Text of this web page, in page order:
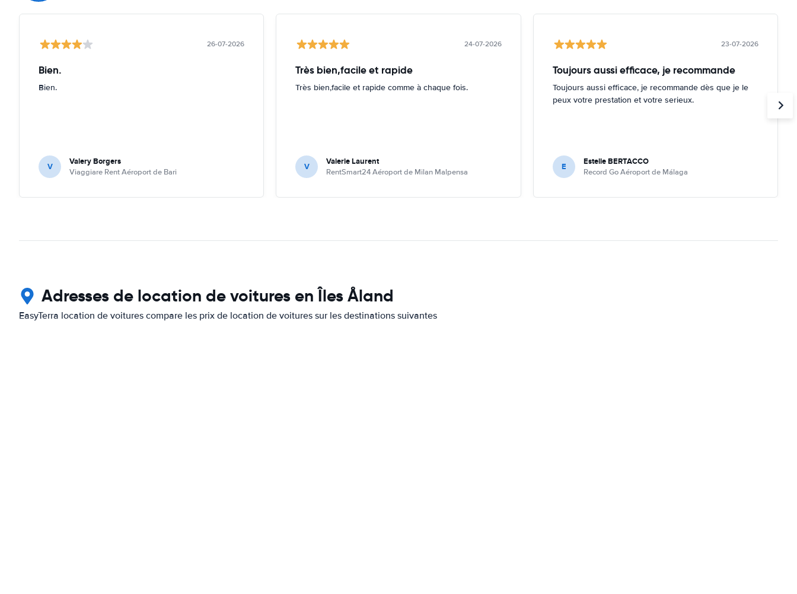
26-07-2026
Bien.
Bien.
V Valery Borgers
Viaggiare Rent Aéroport de Bari
24-07-2026
Très bien,facile et rapide
Très bien,facile et rapide comme à chaque fois.
V Valerie Laurent
RentSmart24 Aéroport de Milan Malpensa
23-07-2026
Toujours aussi efficace, je recommande
Toujours aussi efficace, je recommande dès que je le
peux votre prestation et votre serieux.
E Estelle BERTACCO
Record Go Aéroport de Málaga
Adresses de location de voitures en Îles Åland
EasyTerra location de voitures compare les prix de location de voitures sur les destinations suivantes